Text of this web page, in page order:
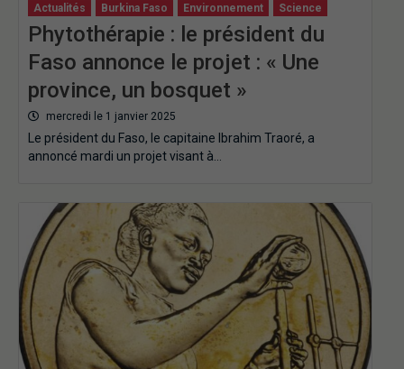
Actualités Burkina Faso Environnement Science
Phytothérapie : le président du
Faso annonce le projet : « Une
province, un bosquet »
mercredi le 1 janvier 2025
Le président du Faso, le capitaine Ibrahim Traoré, a
annoncé mardi un projet visant à…